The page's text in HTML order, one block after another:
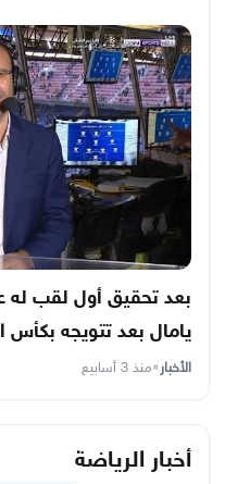
بعد تحقيق أول لقب له
يامال بعد تتويجه بكأس
الأخبار•منذ 3 أسابيع
أخبار الرياضة